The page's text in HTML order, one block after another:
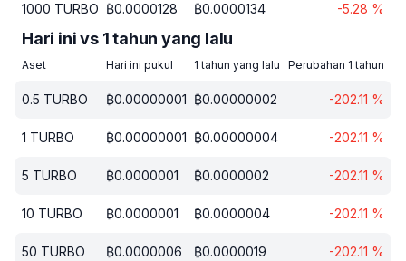
1000 TURBO ₿0.0000128 ₿0.0000134 -5.28 %
Hari ini vs 1 tahun yang lalu
Aset Hari ini pukul 1 tahun yang lalu Perubahan 1 tahun
0.5 TURBO ₿0.00000001 ₿0.00000002 -202.11 %
1 TURBO ₿0.00000001 ₿0.00000004 -202.11 %
5 TURBO ₿0.0000001 ₿0.0000002 -202.11 %
10 TURBO ₿0.0000001 ₿0.0000004 -202.11 %
50 TURBO ₿0.0000006 ₿0.0000019 -202.11 %